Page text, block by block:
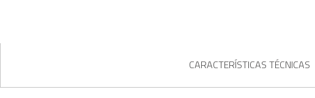
CARACTERÍSTICAS TÉCNICAS